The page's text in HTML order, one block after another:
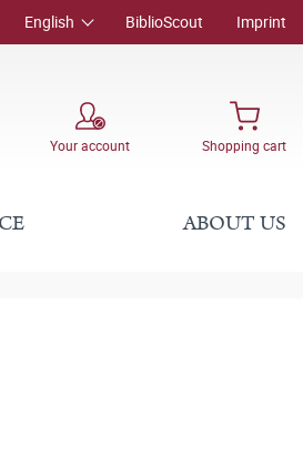
English BiblioScout Imprint
Your account Shopping cart
ABOUT US